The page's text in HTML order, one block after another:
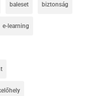
baleset biztonság
e-learning